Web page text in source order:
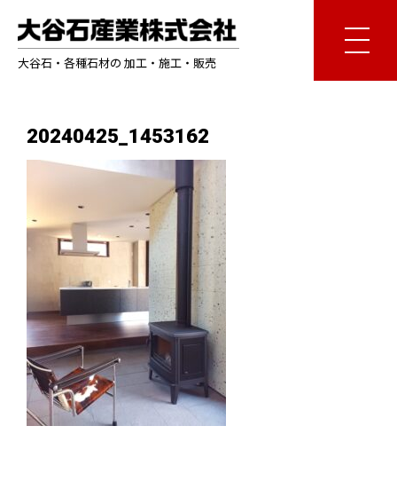
大谷石・各種石材の 加工・施工・販売
20240425_1453162